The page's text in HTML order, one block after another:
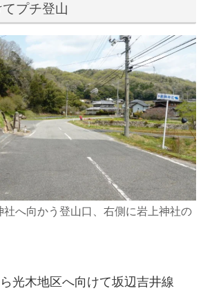
プチ登山
社へ向かう登山口、右側に岩上神社の
光木地区へ向けて坂辺吉井線